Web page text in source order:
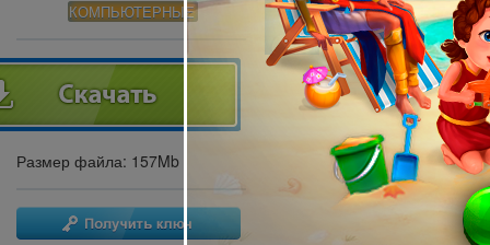
КОМПЬЮТЕРНЫЕ
Размер файла: 157Mb
Наталия
Игра не
не может вылечить!